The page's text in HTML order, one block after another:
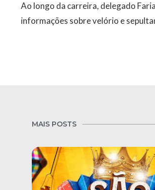
Ao longo da carreira, delegado
informações sobre velório e
MAIS POSTS